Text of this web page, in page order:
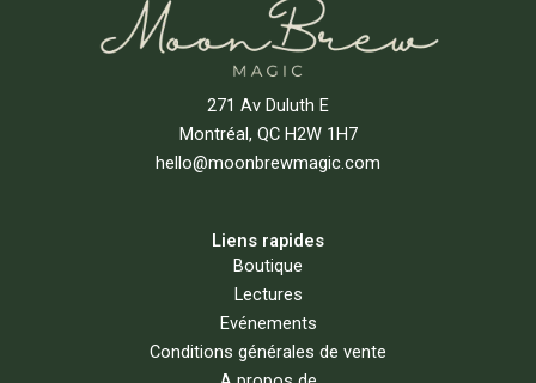
271 Av Duluth E
Montréal, QC H2W 1H7
hello@moonbrewmagic.com
Liens rapides
Boutique
Lectures
Evénements
Conditions générales de vente